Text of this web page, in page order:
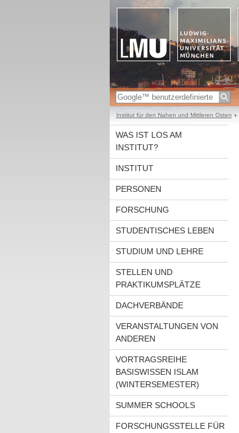
Institut für den Nahen und Mittleren Osten
WAS IST LOS AM
INSTITUT?
INSTITUT
PERSONEN
FORSCHUNG
STUDENTISCHES LEBEN
STUDIUM UND LEHRE
STELLEN UND
PRAKTIKUMSPLÄTZE
DACHVERBÄNDE
VERANSTALTUNGEN VON
ANDEREN
VORTRAGSREIHE
BASISWISSEN ISLAM
(WINTERSEMESTER)
SUMMER SCHOOLS
FORSCHUNGSSTELLE FÜR